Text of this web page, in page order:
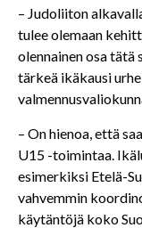
– Judoliiton
tulee olemaan
olennainen osa tätä
tärkeä ikäkausi
– On hienoa, että
U15 -toimintaa.
esimerkiksi Etelä-
vahvemmin
käytäntöjä koko